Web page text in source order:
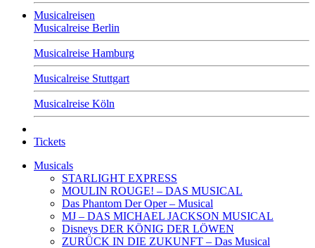
Musicalreisen
Musicalreise Berlin
Musicalreise Hamburg
Musicalreise Stuttgart
Musicalreise Köln
Tickets
Musicals
STARLIGHT EXPRESS
MOULIN ROUGE! – DAS MUSICAL
Das Phantom Der Oper – Musical
MJ – DAS MICHAEL JACKSON MUSICAL
Disneys DER KÖNIG DER LÖWEN
ZURÜCK IN DIE ZUKUNFT – Das Musical